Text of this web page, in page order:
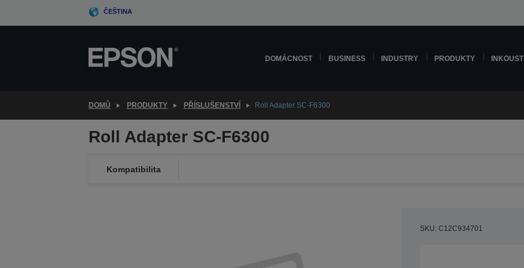
ČEŠTINA
DOMÁCNOST BUSINESS INDUSTRY PRODUKTY INKOUST
DOMŮ PRODUKTY PŘÍSLUŠENSTVÍ Roll Adapter SC-F6300
Roll Adapter SC-F6300
Kompatibilita
SKU: C12C934701